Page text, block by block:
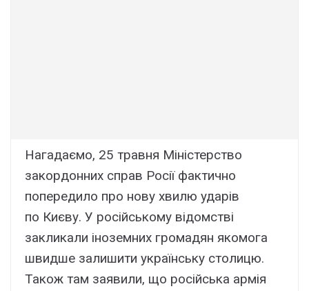
Нагадаємо, 25 травня Міністерство
закордонних справ Росії фактично
попередило про нову хвилю ударів
по Києву. У російському відомстві
закликали іноземних громадян якомога
швидше залишити українську столицю.
Також там заявили, що російська армія